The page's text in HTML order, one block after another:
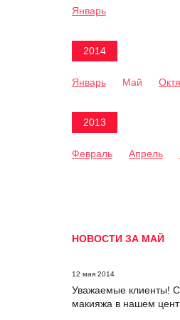
Январь
2014
Январь Май
2013
Февраль Апрель
НОВОСТИ ЗА МАЙ
12 мая 2014
Уважаемые клиенты!
макияжа в нашем